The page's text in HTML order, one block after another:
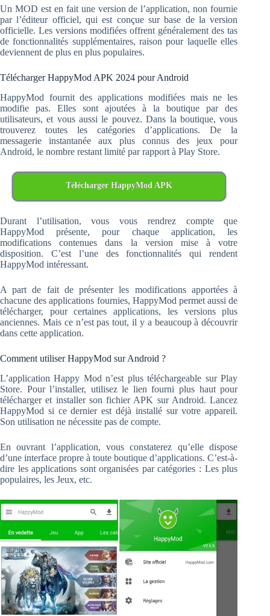
Un MOD est en fait une version de l’application, non fournie
par l’éditeur officiel, qui est conçue sur base de la version
officielle. Les versions modifiées offrent généralement des tas
de fonctionnalités supplémentaires, raison pour laquelle elles
deviennent de plus en plus populaires.
Télécharger HappyMod APK 2024 pour Android
HappyMod fournit des applications modifiées mais ne les
modifie pas. Elles sont ajoutées à la boutique par des
utilisateurs, et vous aussi le pouvez. Dans la boutique, vous
trouverez toutes les catégories d’applications. De la
messagerie instantanée aux plus connus des jeux pour
Android, le nombre restant limité par rapport à Play Store.
Télécharger HappyMod APK
Durant l’utilisation, vous vous rendrez compte que
HappyMod présente, pour chaque application, les
modifications contenues dans la version mise à votre
disposition. C’est l’une des fonctionnalités qui rendent
HappyMod intéressant.
A part de fait de présenter les modifications apportées à
chacune des applications fournies, HappyMod permet aussi de
télécharger, pour certaines applications, les versions plus
anciennes. Mais ce n’est pas tout, il y a beaucoup à découvrir
dans cette application.
Comment utiliser HappyMod sur Android ?
L’application Happy Mod n’est plus téléchargeable sur Play
Store. Pour l’installer, utilisez le lien fourni plus haut pour
télécharger et installer son fichier APK sur Android. Lancez
HappyMod si ce dernier est déjà installé sur votre appareil.
Son utilisation ne nécessite pas de compte.
En ouvrant l’application, vous constaterez qu’elle dispose
d’une interface propre à toute boutique d’applications. C’est-à-
dire les applications sont organisées par catégories : Les plus
populaires, les Jeux, etc.